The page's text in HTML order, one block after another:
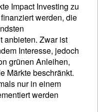
Impact Investing zu
werden, die
anbieten. Zwar ist
Interesse, jedoch
grünen Anleihen,
Märkte beschränkt.
nur in einem
werden